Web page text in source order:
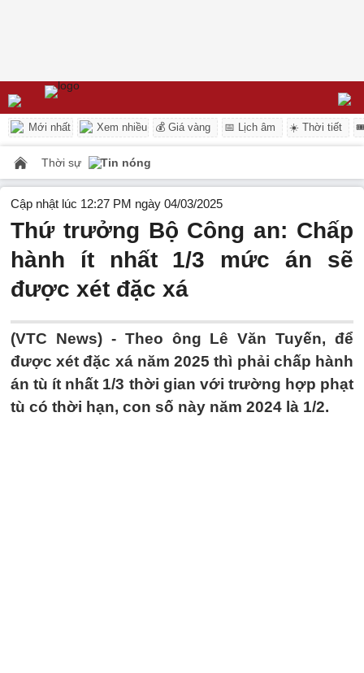
Mới nhất Xem nhiều 💰 Giá vàng 📅 Lịch âm ☀️ Thời tiết
Thời sự Tin nóng
Cập nhật lúc 12:27 PM ngày 04/03/2025
Thứ trưởng Bộ Công an: Chấp
hành ít nhất 1/3 mức án sẽ
được xét đặc xá
(VTC News) - Theo ông Lê Văn Tuyến, để
được xét đặc xá năm 2025 thì phải chấp hành
án tù ít nhất 1/3 thời gian với trường hợp phạt
tù có thời hạn, con số này năm 2024 là 1/2.